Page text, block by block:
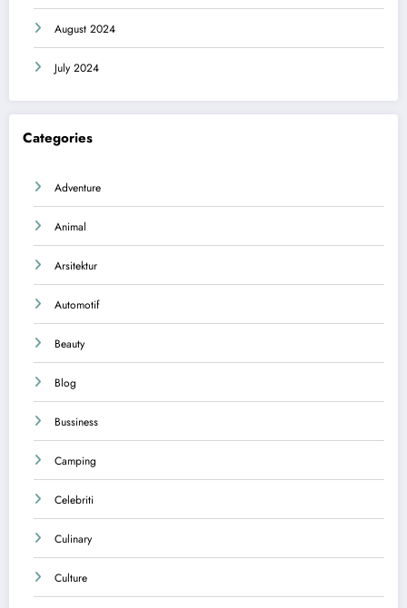
August 2024
July 2024
Categories
Adventure
Animal
Arsitektur
Automotif
Beauty
Blog
Bussiness
Camping
Celebriti
Culinary
Culture